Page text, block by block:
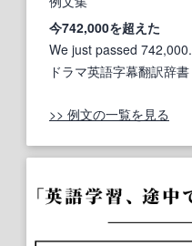
今742,000を超え た
We just passed 742,000.
ドラマ英語字幕翻訳辞書
>> 例文の一覧を見る